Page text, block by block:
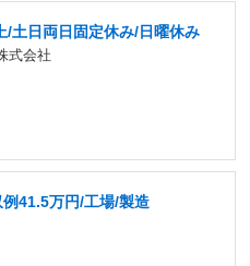
/土日両日固定休み/日曜休み
式会社
41.5万円/工場/製造